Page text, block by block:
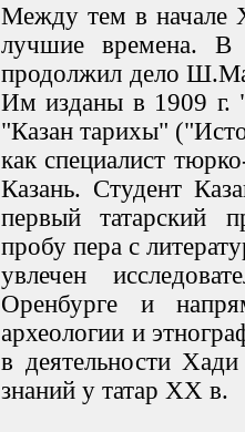
Между тем в начале
лучшие времена. В
продолжил дело
Им изданы в 1909 г.
"Казан тарихы"
как специалист
Казань. Студент
первый татарский
пробу пера с
увлечен
Оренбурге и
археологии и
в деятельности
знаний у татар XX в.